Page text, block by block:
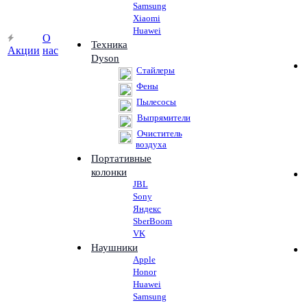
Акции
О
нас
Samsung
Xiaomi
Huawei
Техника
Dyson
Стайлеры
Фены
Пылесосы
Выпрямители
Очиститель
воздуха
Портативные
колонки
JBL
Sony
Яндекс
SberBoom
VK
Наушники
Apple
Honor
Huawei
Samsung